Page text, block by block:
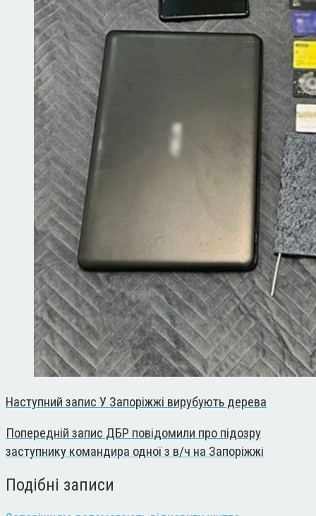
Наступний запис У Запоріжжі вирубують дерева
Попередній запис ДБР повідомили про підозру
заступнику командира одної з в/ч на Запоріжжі
Подібні записи